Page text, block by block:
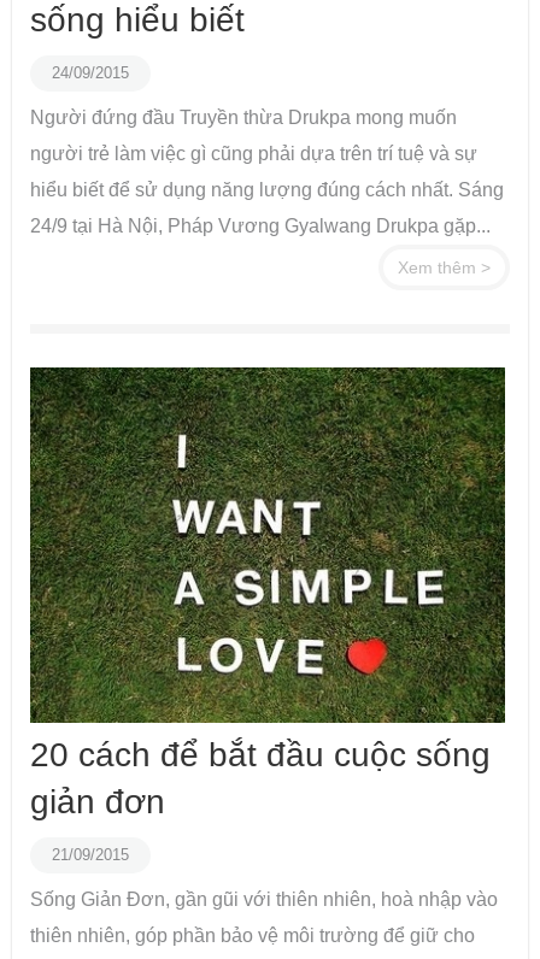
sống hiểu biết
24/09/2015
Người đứng đầu Truyền thừa Drukpa mong muốn
người trẻ làm việc gì cũng phải dựa trên trí tuệ và sự
hiểu biết để sử dụng năng lượng đúng cách nhất. Sáng
24/9 tại Hà Nội, Pháp Vương Gyalwang Drukpa gặp...
Xem thêm >
20 cách để bắt đầu cuộc sống
giản đơn
21/09/2015
Sống Giản Đơn, gần gũi với thiên nhiên, hoà nhập vào
thiên nhiên, góp phần bảo vệ môi trường để giữ cho